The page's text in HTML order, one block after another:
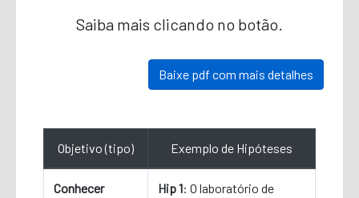
Saiba mais clicando no botão.
Baixe pdf com mais detalhes
Objetivo (tipo) Exemplo de Hipóteses
Conhecer
Hip 1: O laboratório de